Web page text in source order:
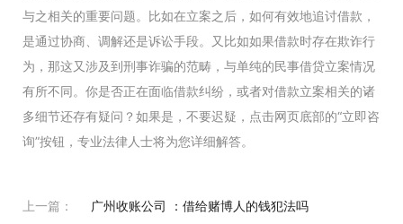
与之相关的重要问题。比如在立案之后，如何有效地追讨借款，
是通过协商、调解还是诉讼手段。又比如如果借款时存在欺诈行
为，那这又涉及到刑事诈骗的范畴，与单纯的民事借贷立案情况
有所不同。你是否正在面临借款纠纷，或者对借款立案相关的诸
多细节还存有疑问？如果是，不要迟疑，点击网页底部的“立即咨
询”按钮，专业法律人士将为您详细解答。
上一篇： 广州收账公司 ：借给赌博人的钱犯法吗